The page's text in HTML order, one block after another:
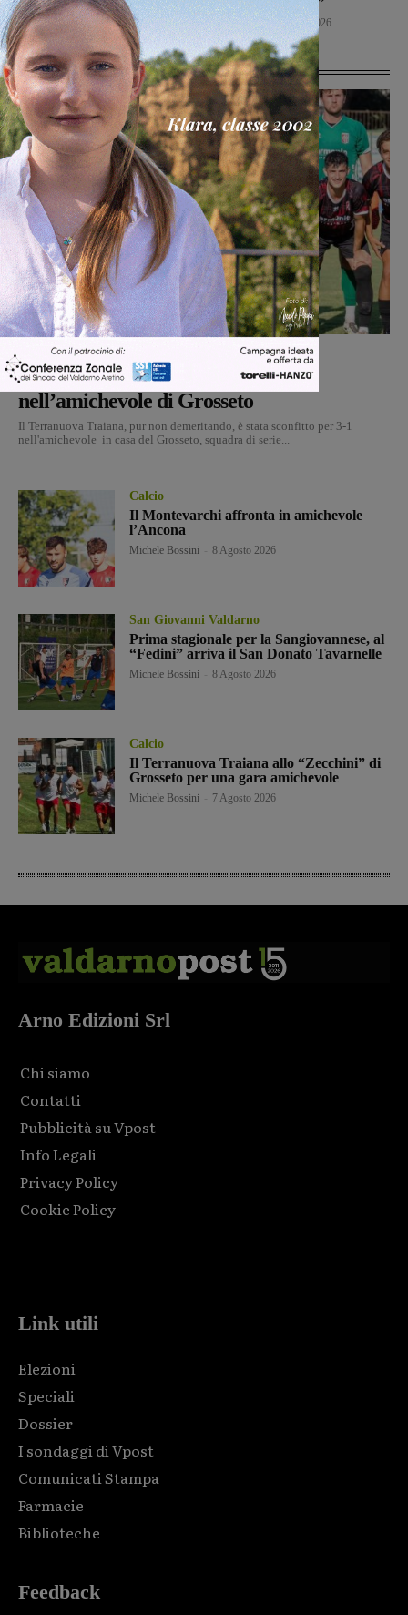
Politica 8 Agosto 2026
Ultime Calcio
Calcio Michele Bossini
Il Terrranuova Traiana battuto 3-1
nell’amichevole di Grosseto
Il Terranuova Traiana, pur non demeritando, è stata sconfitto per 3-1
nell'amichevole in casa del Grosseto, squadra di serie...
Calcio
Il Montevarchi affronta in amichevole
l’Ancona
Michele Bossini 8 Agosto 2026
San Giovanni Valdarno
Prima stagionale per la Sangiovannese, al
“Fedini” arriva il San Donato Tavarnelle
Michele Bossini 8 Agosto 2026
Calcio
Il Terranuova Traiana allo “Zecchini” di
Grosseto per una gara amichevole
Michele Bossini 7 Agosto 2026
Arno Edizioni Srl
Chi siamo
Contatti
Pubblicità su Vpost
Info Legali
Privacy Policy
Cookie Policy
Link utili
Elezioni
Speciali
Dossier
I sondaggi di Vpost
Comunicati Stampa
Farmacie
Biblioteche
Feedback